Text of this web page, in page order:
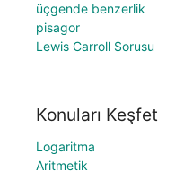
üçgende benzerlik
pisagor
Lewis Carroll Sorusu
Konuları Keşfet
Logaritma
Aritmetik